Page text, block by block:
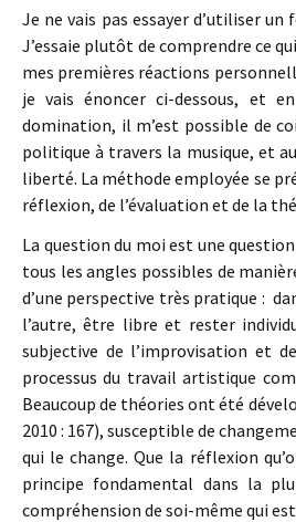
Je ne vais pas essayer d’utiliser
J’essaie plutôt de comprendre ce
mes premières réactions
je vais énoncer ci-dessous, et
domination, il m’est possible de
politique à travers la musique, et
liberté. La méthode employée se
réflexion, de l’évaluation et de la
La question du moi est une
tous les angles possibles de
d’une perspective très pratique :
l’autre, être libre et rester
subjective de l’improvisation et
processus du travail artistique
Beaucoup de théories ont été
2010 : 167), susceptible de
qui le change. Que la réflexion
principe fondamental dans la
compréhension de soi-même qui